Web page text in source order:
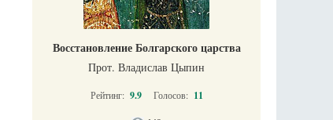
Восстановление Болгарского царства
Прот. Владислав Цыпин
Рейтинг: 9.9 Голосов: 11